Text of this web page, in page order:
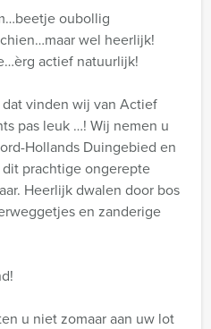
oubollig
wel heerlijk!
actief natuurlijk!
dat vinden wij van Actief
pas leuk …! Wij nemen u
Hollands Duingebied en
prachtige ongerepte
Heerlijk dwalen door bos
en zanderige
u niet zomaar aan uw lot